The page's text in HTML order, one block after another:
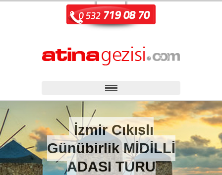
İzmir Çıkışlı
Günübirlik MİDİLLİ
ADASI TURU